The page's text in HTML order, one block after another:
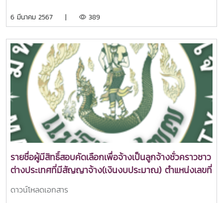
6 มีนาคม 2567 | 389
รายชื่อผู้มีสิทธิ์สอบคัดเลือกเพื่อจ้างเป็นลูกจ้างชั่วคราวชาว
ต่างประเทศที่มีสัญญาจ้าง(เงินงบประมาณ) ตำแหน่งเลขที่
002 ตำแหน่งผู้เชี่ยวชาญชาวต่างประเทศ สังกัดคณะ
ศิลปศาสตร์
ดาวน์โหลดเอกสาร